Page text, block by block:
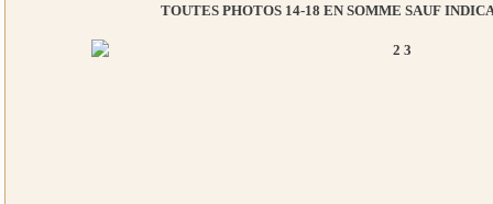
TOUTES PHOTOS 14-18 EN SOMME SAUF